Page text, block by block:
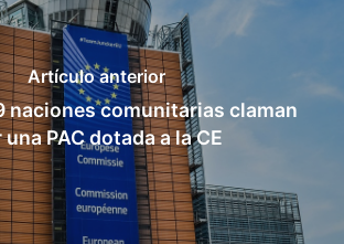
Artículo anterior
naciones comunitarias claman
una PAC dotada a la CE